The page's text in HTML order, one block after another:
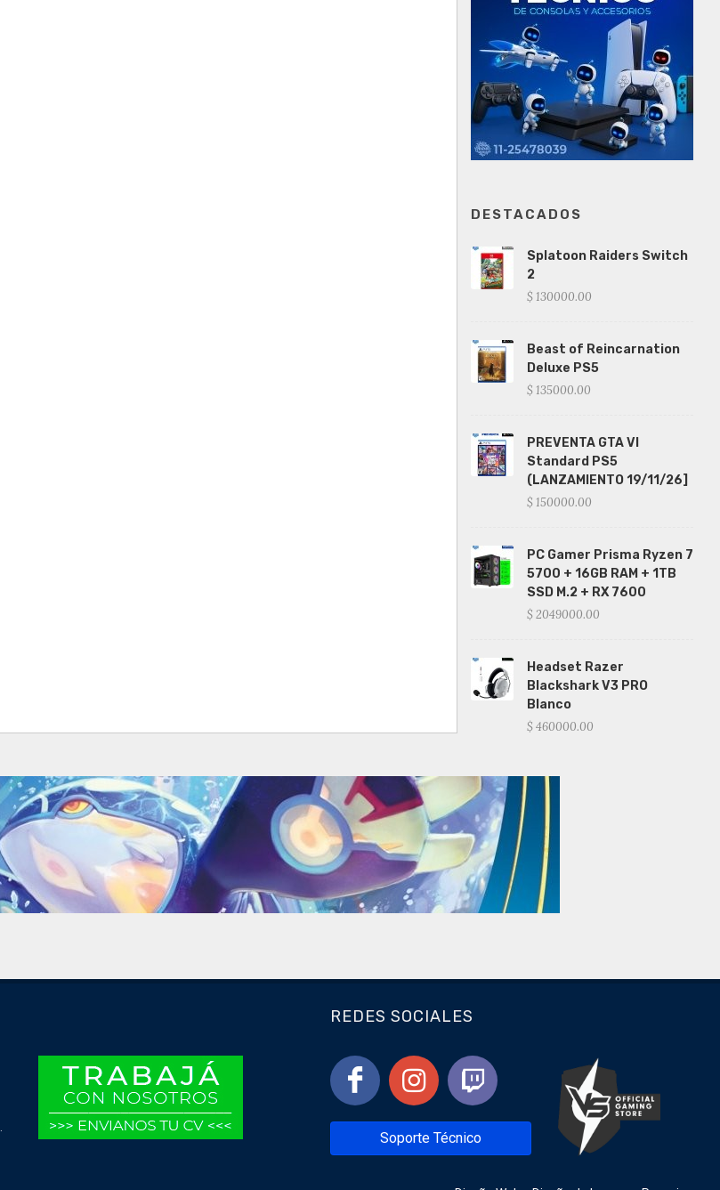
DESTACADOS
Splatoon Raiders Switch
2
$ 130000.00
Beast of Reincarnation
Deluxe PS5
$ 135000.00
PREVENTA GTA VI
Standard PS5
(LANZAMIENTO 19/11/26]
$ 150000.00
PC Gamer Prisma Ryzen 7
5700 + 16GB RAM + 1TB
SSD M.2 + RX 7600
$ 2049000.00
Headset Razer
Blackshark V3 PRO
Blanco
$ 460000.00
REDES SOCIALES
Soporte Técnico